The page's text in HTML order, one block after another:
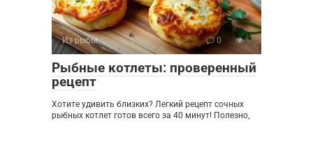
Из рыбы 0
Рыбные котлеты: проверенный
рецепт
Хотите удивить близких? Легкий рецепт сочных
рыбных котлет готов всего за 40 минут! Полезно,